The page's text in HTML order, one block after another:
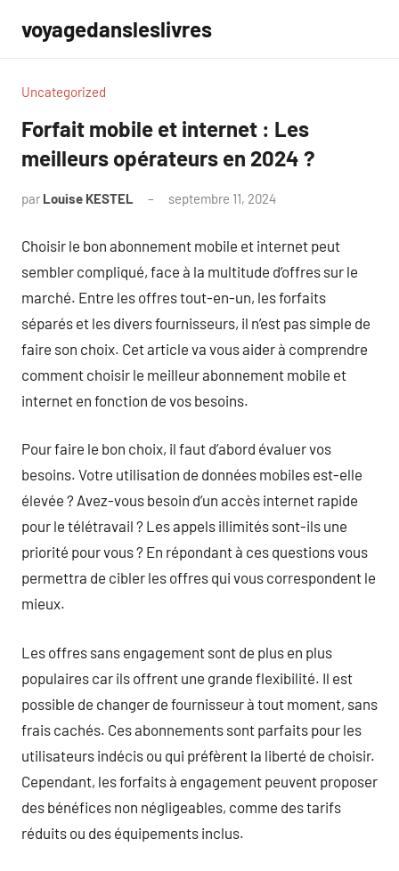
contenu
voyagedansleslivres
Uncategorized
Forfait mobile et internet : Les
meilleurs opérateurs en 2024 ?
par Louise KESTEL septembre 11, 2024
Choisir le bon abonnement mobile et internet peut
sembler compliqué, face à la multitude d’offres sur le
marché. Entre les offres tout-en-un, les forfaits
séparés et les divers fournisseurs, il n’est pas simple de
faire son choix. Cet article va vous aider à comprendre
comment choisir le meilleur abonnement mobile et
internet en fonction de vos besoins.
Pour faire le bon choix, il faut d’abord évaluer vos
besoins. Votre utilisation de données mobiles est-elle
élevée ? Avez-vous besoin d’un accès internet rapide
pour le télétravail ? Les appels illimités sont-ils une
priorité pour vous ? En répondant à ces questions vous
permettra de cibler les offres qui vous correspondent le
mieux.
Les offres sans engagement sont de plus en plus
populaires car ils offrent une grande flexibilité. Il est
possible de changer de fournisseur à tout moment, sans
frais cachés. Ces abonnements sont parfaits pour les
utilisateurs indécis ou qui préfèrent la liberté de choisir.
Cependant, les forfaits à engagement peuvent proposer
des bénéfices non négligeables, comme des tarifs
réduits ou des équipements inclus.